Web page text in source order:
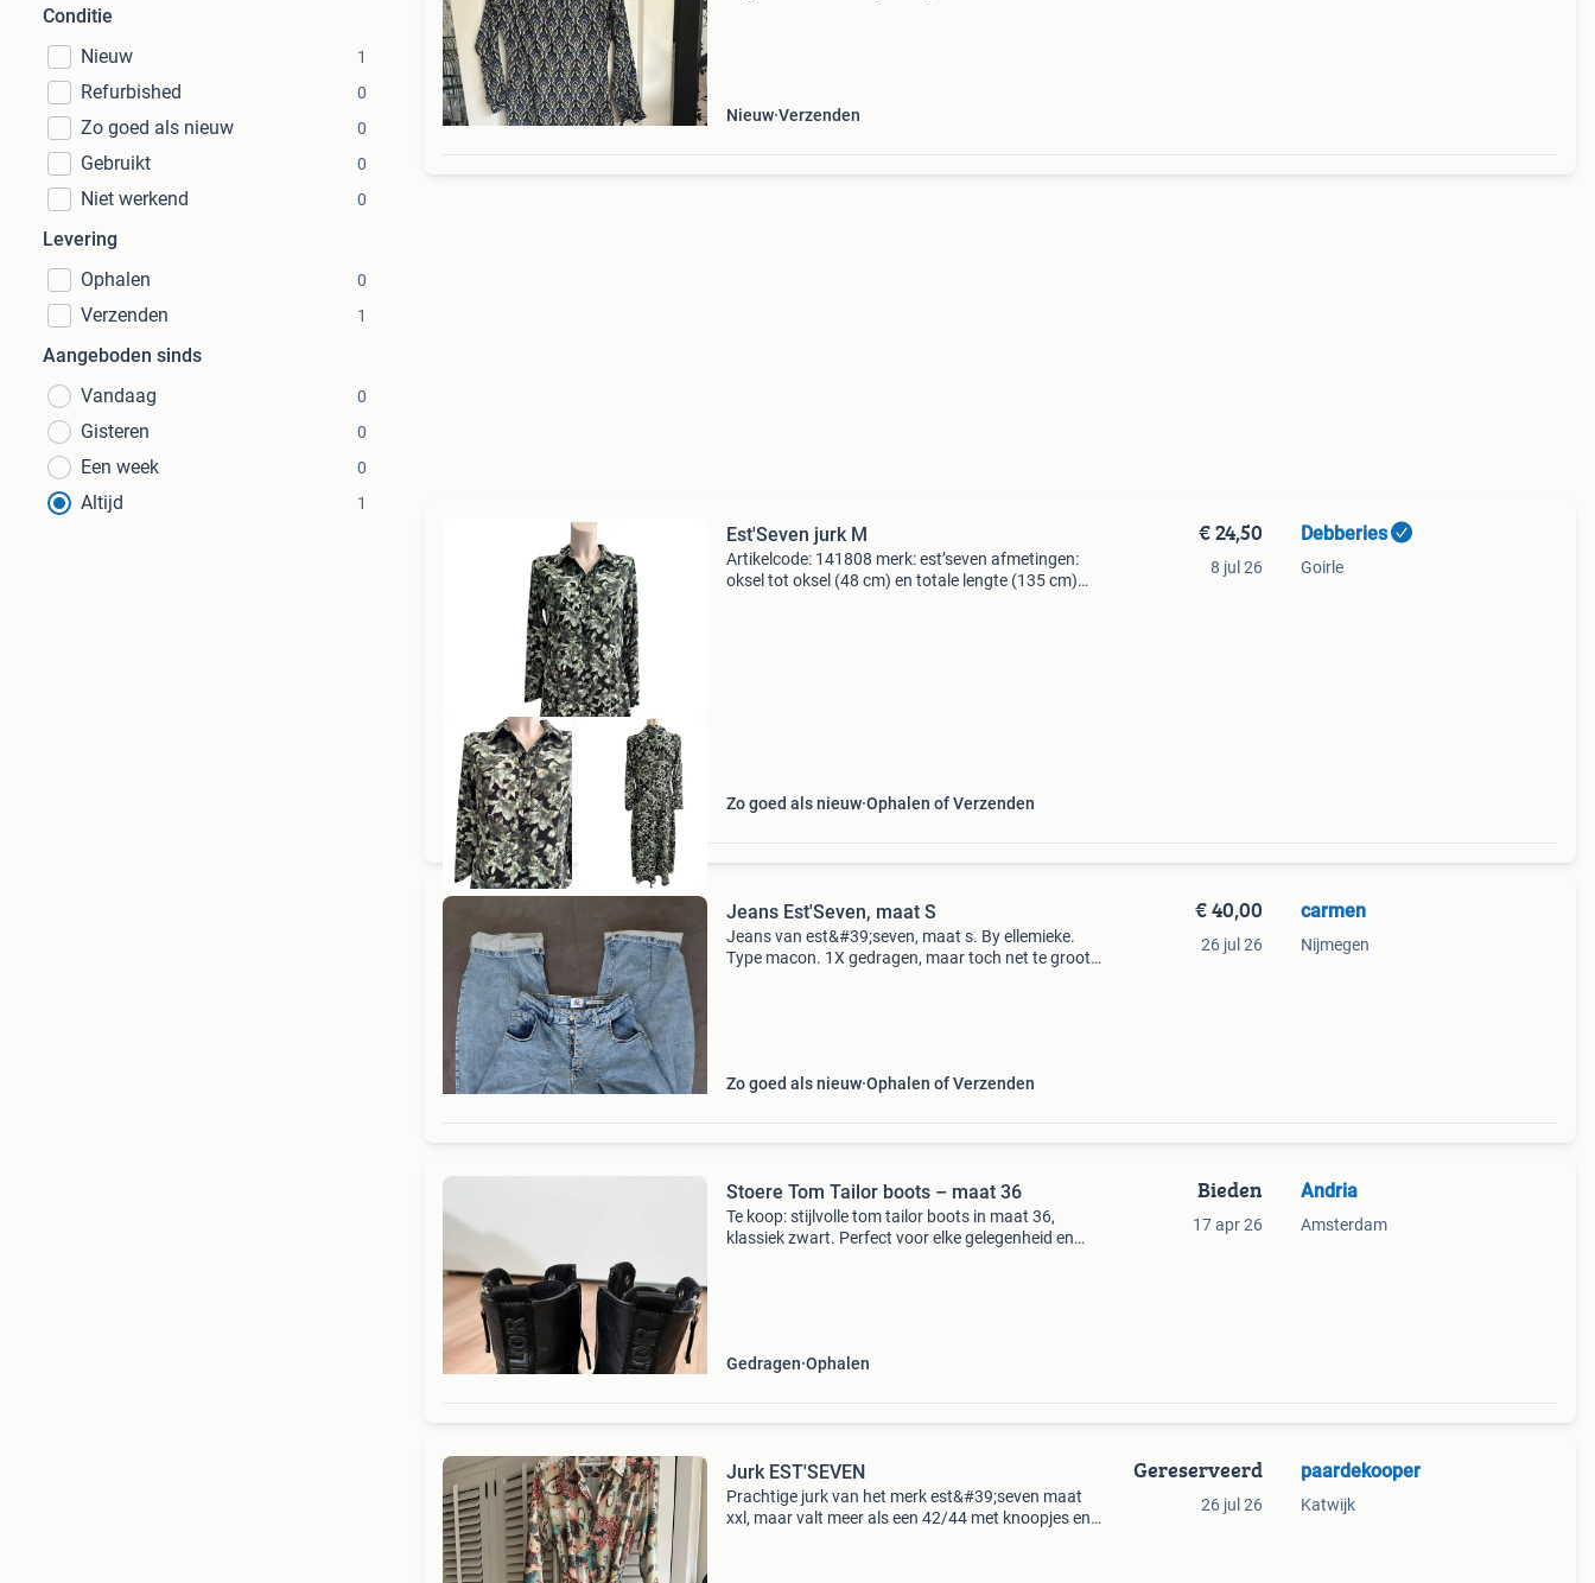
Conditie
Nieuw
1
Refurbished 0
Zo goed als nieuw 0
Gebruikt 0
Niet werkend 0
Levering
Ophalen
0
Verzenden 1
Aangeboden sinds
Vandaag
0
Gisteren 0
Een week 0
Altijd 1
Nieuw Verzenden
Est'Seven jurk M
Artikelcode: 141808 merk: est’seven afmetingen:
oksel tot oksel (48 cm) en totale lengte (135 cm)
Zo goed als nieuw Ophalen of Verzenden
€ 24,50
8 jul 26
Debberies
Goirle
Jeans Est'Seven, maat S
Jeans van est&#39;seven, maat s. By ellemieke.
Type macon. 1X gedragen, maar toch net te groot.
Zo goed als nieuw Ophalen of Verzenden
€ 40,00
26 jul 26
carmen
Nijmegen
Stoere Tom Tailor boots – maat 36
Te koop: stijlvolle tom tailor boots in maat 36,
klassiek zwart. Perfect voor elke gelegenheid en
Gedragen Ophalen
Bieden
17 apr 26
Andria
Amsterdam
Jurk EST'SEVEN
Prachtige jurk van het merk est&#39;seven maat
xxl, maar valt meer als een 42/44 met knoopjes en
Gereserveerd
26 jul 26
paardekooper
Katwijk